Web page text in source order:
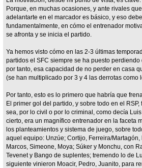
Porque, en muchas ocasiones, y ante rivales
adelantarte en el marcador es básico, y eso
fundamentalmente, en cómo el entrenador
se afronta y se inicia el partido.
Ya hemos visto cómo en las 2-3 últimas
partidos el SFC siempre se ha puesto
por tanto, esa capacidad de no perder en casa
(se han multiplicado por 3 y 4 las derrotas como
Por tanto, esto es lo primero que habría que
El primer gol del partido, y sobre todo en el
sea, por lo civil o por lo criminal, como decía
cierto, era un magnífico entrenador en la faceta
los planteamientos y sistema de juego, sobre
aquel equipo: Unzúe; Cortijo, Ferreira/
Marcos, Simeone, Moya; Súker y Monchu, con
Tevenet y Bango de suplentes; tremendo lo de
siguiente vinieron Moacir, Pedro, Juanito, para